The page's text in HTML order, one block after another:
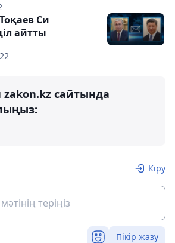
Си
айтты
сайтында
Кіру
Пікір жазу